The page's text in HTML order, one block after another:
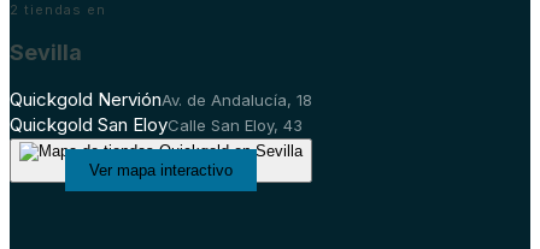
2 tiendas en
Sevilla
Quickgold NerviónAv. de Andalucía, 18
Quickgold San EloyCalle San Eloy, 43
Ver mapa interactivo